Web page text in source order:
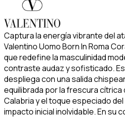
Captura la energía vibrante del
Valentino Uomo Born In Roma
que redefine la masculinidad
contraste audaz y sofisticado.
despliega con una salida
equilibrada por la frescura cítrica
Calabria y el toque especiado
impacto inicial inolvidable. En su